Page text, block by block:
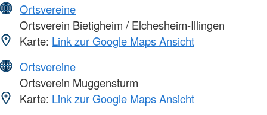
Ortsvereine
Ortsverein Bietigheim / Elchesheim-Illingen
Karte: Link zur Google Maps Ansicht
Ortsvereine
Ortsverein Muggensturm
Karte: Link zur Google Maps Ansicht